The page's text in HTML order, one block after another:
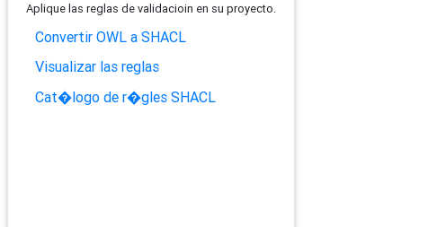
Aplique las reglas de validacioin en su proyecto.
Convertir OWL a SHACL
Visualizar las reglas
Cat�logo de r�gles SHACL